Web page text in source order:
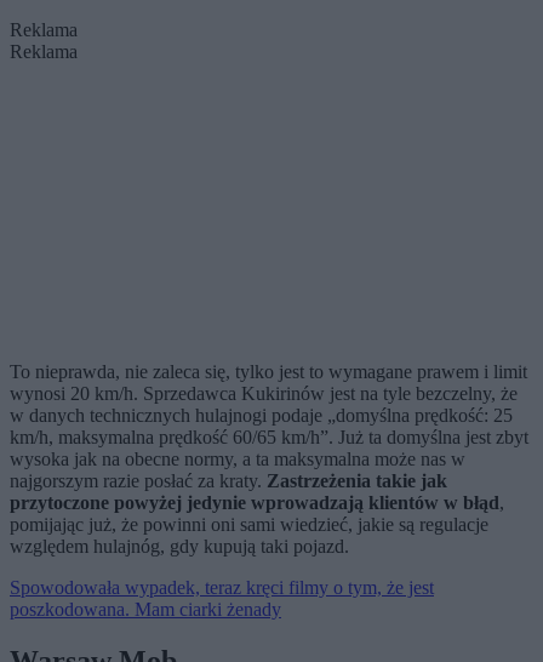
Reklama
Reklama
To nieprawda, nie zaleca się, tylko jest to wymagane prawem i limit
wynosi 20 km/h. Sprzedawca Kukirinów jest na tyle bezczelny, że
w danych technicznych hulajnogi podaje „domyślna prędkość: 25
km/h, maksymalna prędkość 60/65 km/h”. Już ta domyślna jest zbyt
wysoka jak na obecne normy, a ta maksymalna może nas w
najgorszym razie posłać za kraty. Zastrzeżenia takie jak
przytoczone powyżej jedynie wprowadzają klientów w błąd,
pomijając już, że powinni oni sami wiedzieć, jakie są regulacje
względem hulajnóg, gdy kupują taki pojazd.
Spowodowała wypadek, teraz kręci filmy o tym, że jest
poszkodowana. Mam ciarki żenady